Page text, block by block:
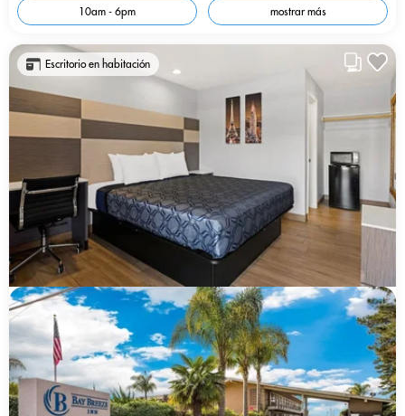
10am - 6pm mostrar más
Escritorio en habitación